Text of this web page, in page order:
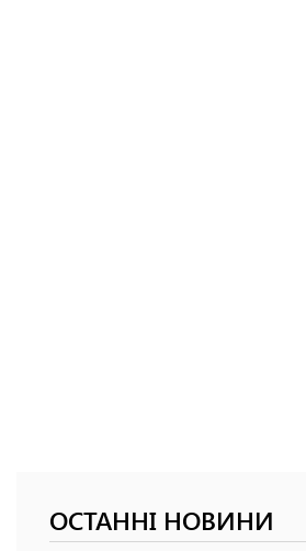
ОСТАННІ НОВИНИ